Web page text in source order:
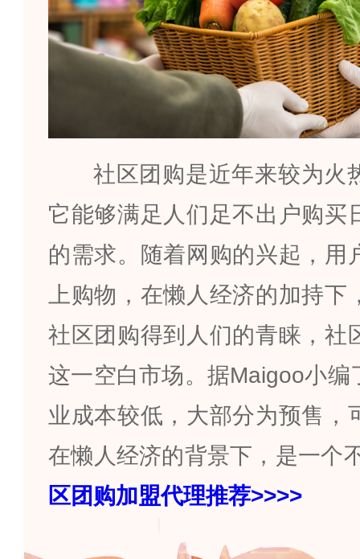
社区团购是近年来较为火
它能够满足人们足不出户购买
的需求。随着网购的兴起，用
上购物，在懒人经济的加持
社区团购得到人们的青睐，社
这一空白市场。据Maigoo小编
业成本较低，大部分为预售，
在懒人经济的背景下，是一个
区团购加盟代理推荐>>>>